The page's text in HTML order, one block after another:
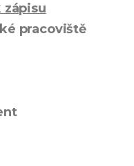
pracoviště